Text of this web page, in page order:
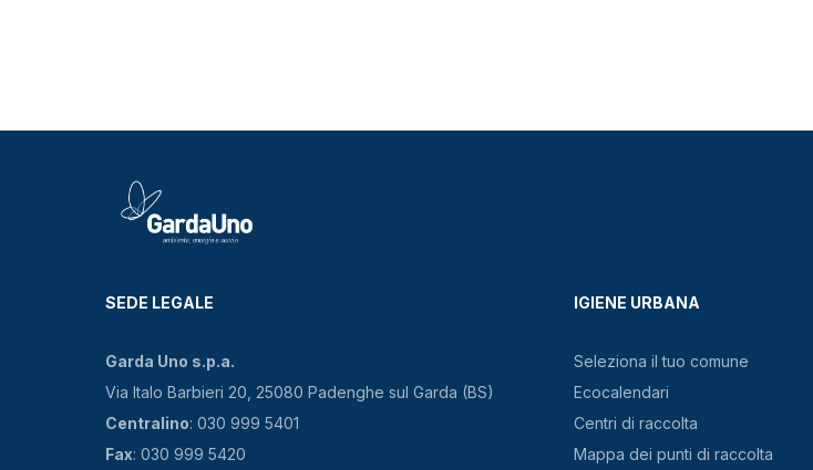
SEDE LEGALE
Garda Uno s.p.a.
Via Italo Barbieri 20, 25080 Padenghe sul Garda (BS)
Centralino: 030 999 5401
Fax: 030 999 5420
IGIENE URBANA
Seleziona il tuo comune
Ecocalendari
Centri di raccolta
Mappa dei punti di raccolta